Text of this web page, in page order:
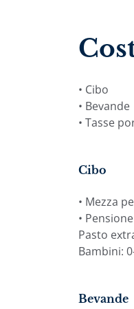
• Cibo
• Bevande
• Tasse
Cibo
• Mezza
•
Pasto
Bambini:
Bevande